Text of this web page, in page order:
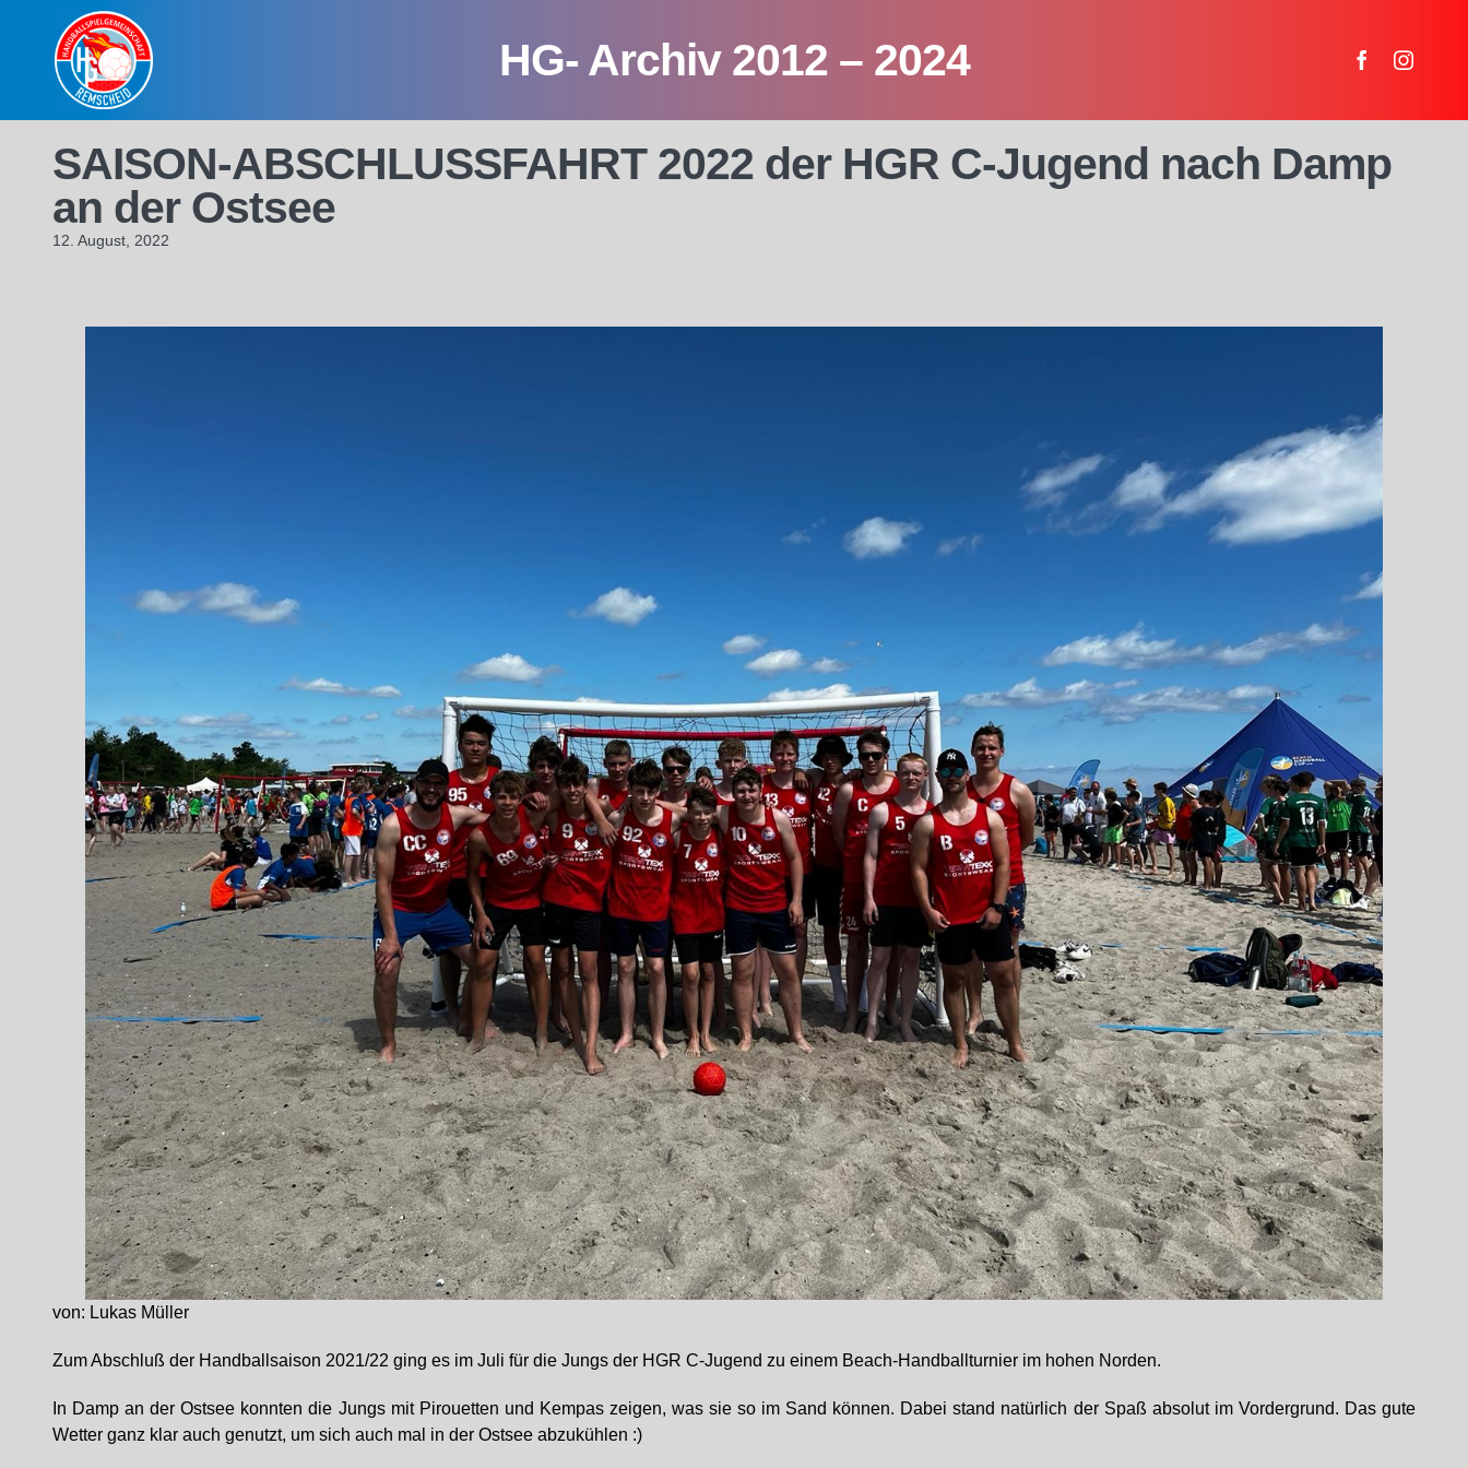
content
HG- Archiv 2012 – 2024
SAISON-ABSCHLUSSFAHRT 2022 der HGR C-Jugend nach Damp
an der Ostsee
12. August, 2022
von: Lukas Müller
Zum Abschluß der Handballsaison 2021/22 ging es im Juli für die Jungs der HGR C-Jugend zu einem Beach-Handballturnier im hohen Norden.
In Damp an der Ostsee konnten die Jungs mit Pirouetten und Kempas zeigen, was sie so im Sand können. Dabei stand natürlich der Spaß absolut im Vordergrund. Das gute
Wetter ganz klar auch genutzt, um sich auch mal in der Ostsee abzukühlen :)